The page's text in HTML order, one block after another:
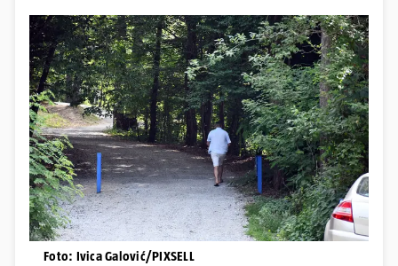
Foto: Ivica Galović/PIXSELL